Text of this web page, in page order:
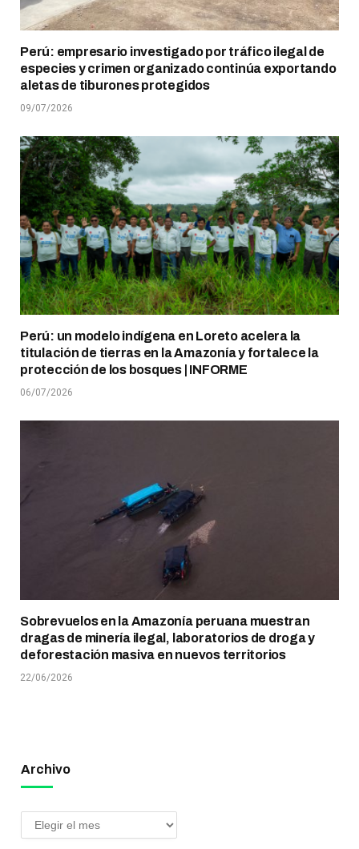
Perú: empresario investigado por tráfico ilegal de
especies y crimen organizado continúa exportando
aletas de tiburones protegidos
09/07/2026
Perú: un modelo indígena en Loreto acelera la
titulación de tierras en la Amazonía y fortalece la
protección de los bosques | INFORME
06/07/2026
Sobrevuelos en la Amazonía peruana muestran
dragas de minería ilegal, laboratorios de droga y
deforestación masiva en nuevos territorios
22/06/2026
Archivo